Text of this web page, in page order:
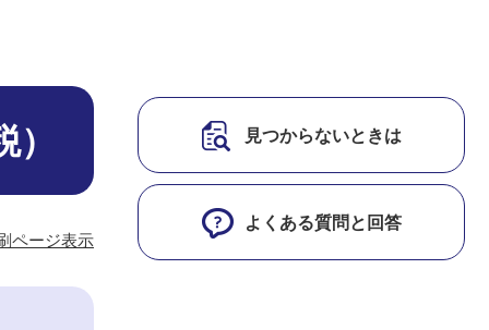
ページ表示
見つからないときは
よくある質問と回答